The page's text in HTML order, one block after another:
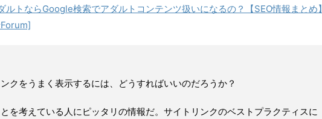
ルトならGoogle検索でアダルトコンテンツ扱いになるの？【SEO情報まとめ】
クをうまく表示するには、どうすればいいのだろうか？
を考えている人にピッタリの情報だ。サイトリンクのベストプラクティスに